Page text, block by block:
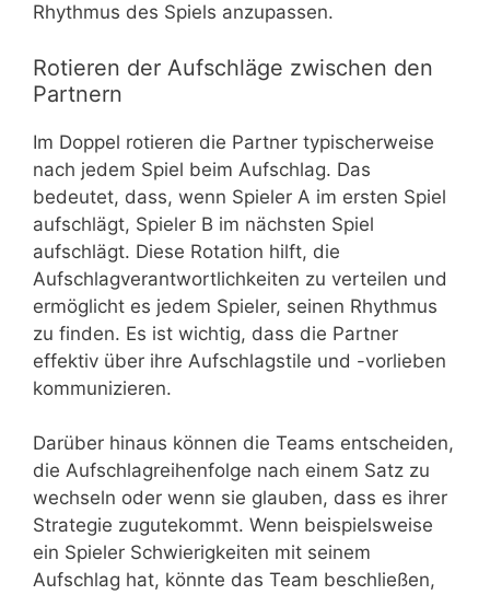
Rhythmus des Spiels anzupassen.
Rotieren der Aufschläge zwischen den
Partnern
Im Doppel rotieren die Partner typischerweise
nach jedem Spiel beim Aufschlag. Das
bedeutet, dass, wenn Spieler A im ersten Spiel
aufschlägt, Spieler B im nächsten Spiel
aufschlägt. Diese Rotation hilft, die
Aufschlagverantwortlichkeiten zu verteilen und
ermöglicht es jedem Spieler, seinen Rhythmus
zu finden. Es ist wichtig, dass die Partner
effektiv über ihre Aufschlagstile und -vorlieben
kommunizieren.
Darüber hinaus können die Teams entscheiden,
die Aufschlagreihenfolge nach einem Satz zu
wechseln oder wenn sie glauben, dass es ihrer
Strategie zugutekommt. Wenn beispielsweise
ein Spieler Schwierigkeiten mit seinem
Aufschlag hat, könnte das Team beschließen,